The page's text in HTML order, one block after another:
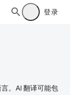
登录
。AI 翻译可能包